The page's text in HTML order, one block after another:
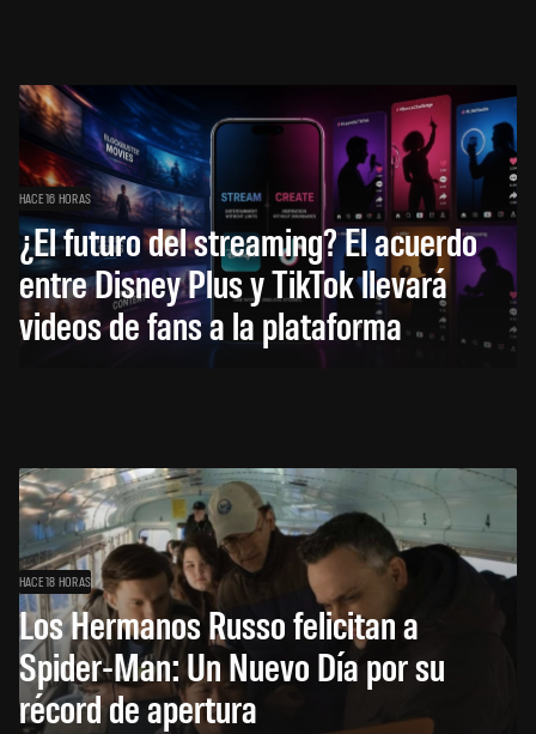
HACE 16 HORAS
¿El futuro del streaming? El acuerdo
entre Disney Plus y TikTok llevará
videos de fans a la plataforma
HACE 18 HORAS
Los Hermanos Russo felicitan a
Spider-Man: Un Nuevo Día por su
récord de apertura